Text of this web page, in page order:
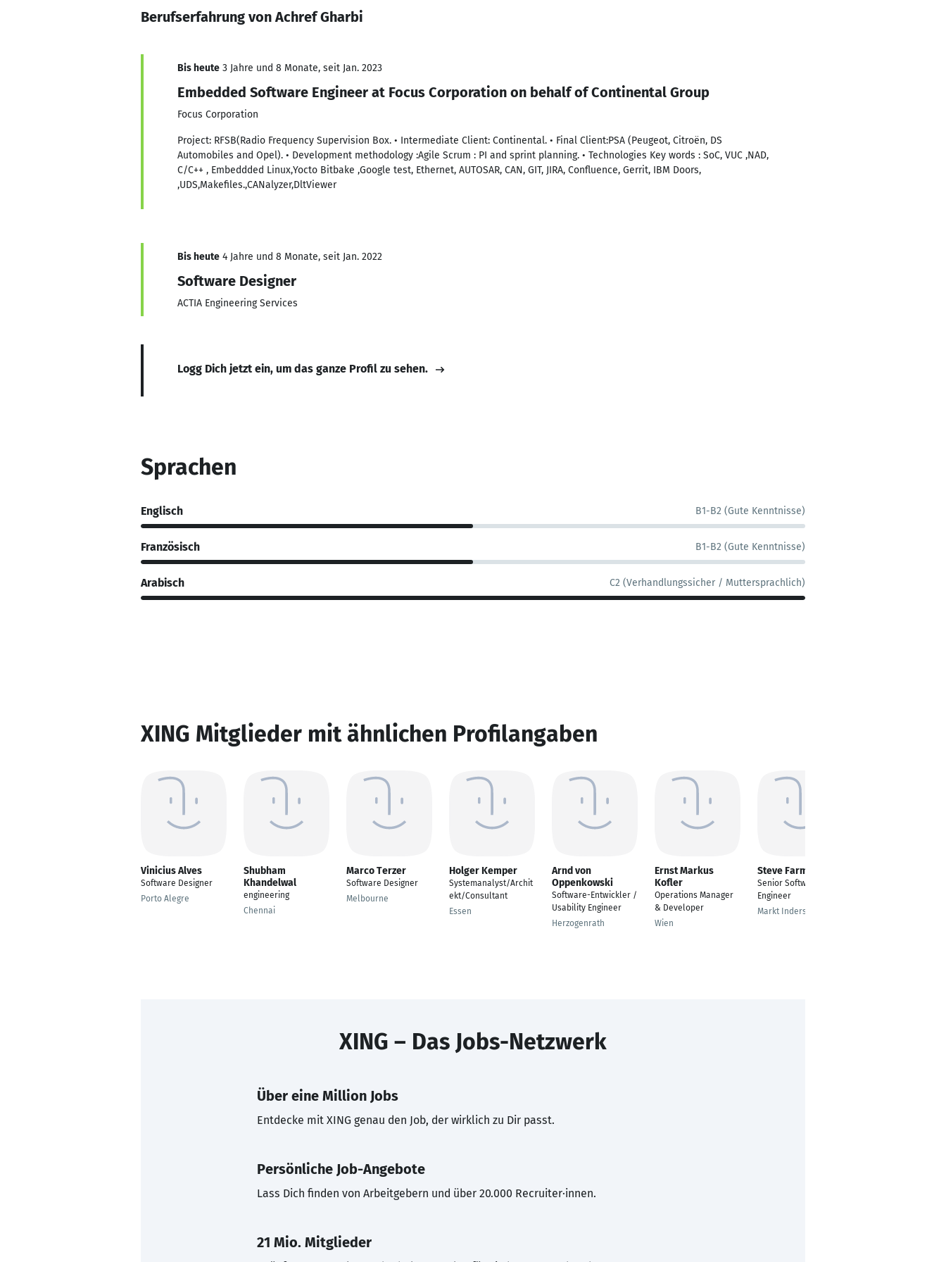
Berufserfahrung von Achref Gharbi
Bis heute 3 Jahre und 8 Monate, seit Jan. 2023
Embedded Software Engineer at Focus Corporation on behalf of Continental Group
Focus Corporation
Project: RFSB(Radio Frequency Supervision Box. • Intermediate Client: Continental. • Final Client:PSA (Peugeot, Citroën, DS
Automobiles and Opel). • Development methodology :Agile Scrum : PI and sprint planning. • Technologies Key words : SoC, VUC ,NAD,
C/C++ , Embeddded Linux,Yocto Bitbake ,Google test, Ethernet, AUTOSAR, CAN, GIT, JIRA, Confluence, Gerrit, IBM Doors,
,UDS,Makefiles.,CANalyzer,DltViewer
Bis heute 4 Jahre und 8 Monate, seit Jan. 2022
Software Designer
ACTIA Engineering Services
Logg Dich jetzt ein, um das ganze Profil zu sehen.
Sprachen
Englisch B1-B2 (Gute Kenntnisse)
Französisch B1-B2 (Gute Kenntnisse)
Arabisch C2 (Verhandlungssicher / Muttersprachlich)
XING Mitglieder mit ähnlichen Profilangaben
Vinicius Alves
Software Designer
Porto Alegre
Shubham
Khandelwal
engineering
Chennai
Marco Terzer
Software Designer
Melbourne
Holger Kemper
Systemanalyst/Archit
ekt/Consultant
Essen
Arnd von
Oppenkowski
Software-Entwickler /
Usability Engineer
Herzogenrath
Ernst Markus
Kofler
Operations Manager
& Developer
Wien
Steve Farmwald
Senior Software
Engineer
Markt Indersdorf
XING – Das Jobs-Netzwerk
Über eine Million Jobs
Entdecke mit XING genau den Job, der wirklich zu Dir passt.
Persönliche Job-Angebote
Lass Dich finden von Arbeitgebern und über 20.000 Recruiter·innen.
21 Mio. Mitglieder